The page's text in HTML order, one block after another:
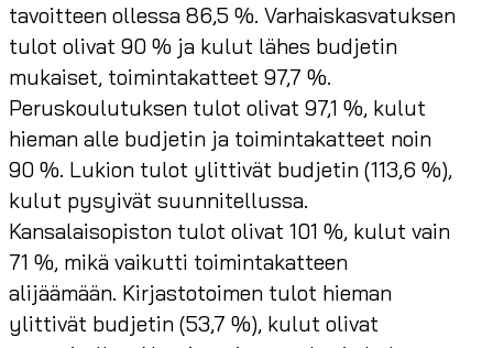
tavoitteen ollessa 86,5 %. Varhaiskasvatuksen
tulot olivat 90 % ja kulut lähes budjetin
mukaiset, toimintakatteet 97,7 %.
Peruskoulutuksen tulot olivat 97,1 %, kulut
hieman alle budjetin ja toimintakatteet noin
90 %. Lukion tulot ylittivät budjetin (113,6 %),
kulut pysyivät suunnitellussa.
Kansalaisopiston tulot olivat 101 %, kulut vain
71 %, mikä vaikutti toimintakatteen
alijäämään. Kirjastotoimen tulot hieman
ylittivät budjetin (53,7 %), kulut olivat